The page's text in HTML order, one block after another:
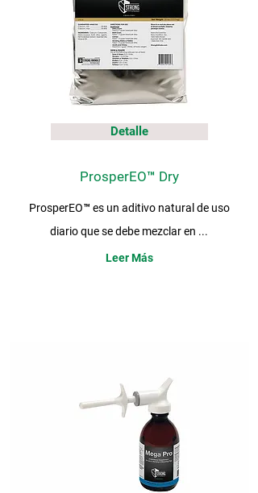
Detalle
ProsperEO™ Dry
ProsperEO™ es un aditivo natural de uso
diario que se debe mezclar en ...
Leer Más